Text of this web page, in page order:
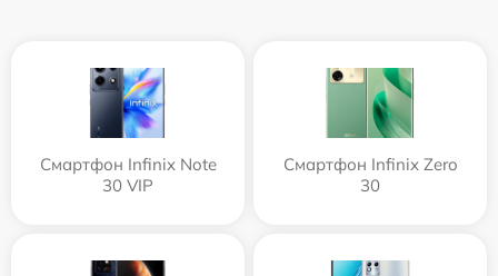
Смартфон Infinix Note
30 VIP
Смартфон Infinix Zero
30